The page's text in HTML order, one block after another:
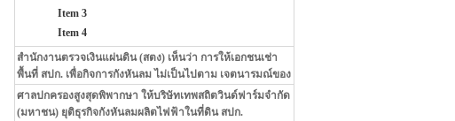
Item 3
Item 4
สำนักงานตรวจเงินแผ่นดิน (สตง) เห็นว่า การให้เอกชนเช่า
พื้นที่ สปก. เพื่อกิจการกังหันลม ไม่เป็นไปตาม เจตนารมณ์ของ
ศาลปกครองสูงสุดพิพากษา ให้บริษัทเทพสถิตวินด์ฟาร์มจำกัด
(มหาชน) ยุติธุรกิจกังหันลมผลิตไฟฟ้าในที่ดิน สปก.